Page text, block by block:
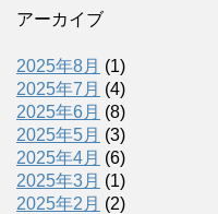
アーカイブ
2025年8月 (1)
2025年7月 (4)
2025年6月 (8)
2025年5月 (3)
2025年4月 (6)
2025年3月 (1)
2025年2月 (2)